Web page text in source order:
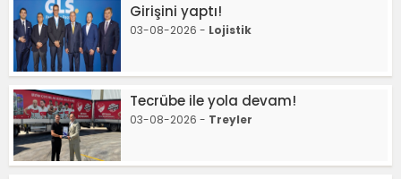
Girişini yaptı!
03-08-2026 - Lojistik
Tecrübe ile yola devam!
03-08-2026 - Treyler